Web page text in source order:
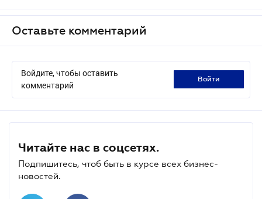
Оставьте комментарий
Войдите, чтобы оставить
комментарий
войти
Читайте нас в соцсетях.
Подпишитесь, чтоб быть в курсе всех бизнес-
новостей.